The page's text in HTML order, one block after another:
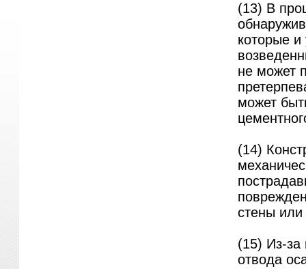
(13) В
которые
не может
может
(14)
стены или
(15) Из-за
отвода